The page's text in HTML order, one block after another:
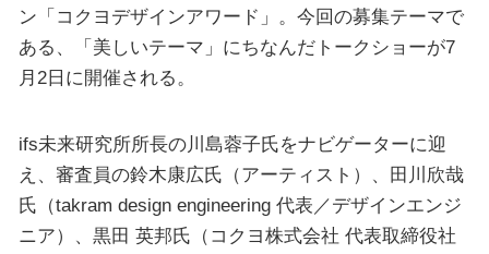
ン「コクヨデザインアワード」。今回の募集テーマで
ある、「美しいテーマ」にちなんだトークショーが7
月2日に開催される。
ifs未来研究所所長の川島蓉子氏をナビゲーターに迎
え、審査員の鈴木康広氏（アーティスト）、田川欣哉
氏（takram design engineering 代表／デザインエンジ
ニア）、黒田 英邦氏（コクヨ株式会社 代表取締役社